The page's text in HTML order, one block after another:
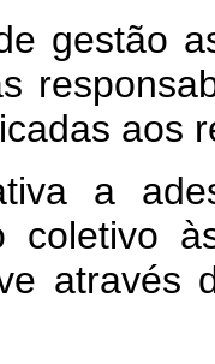
gestão
aos
a
coletivo
através